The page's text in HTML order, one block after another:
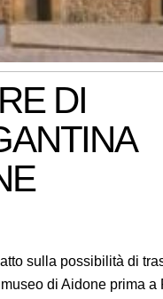
DI
sulla possibilità di
di Aidone prima a